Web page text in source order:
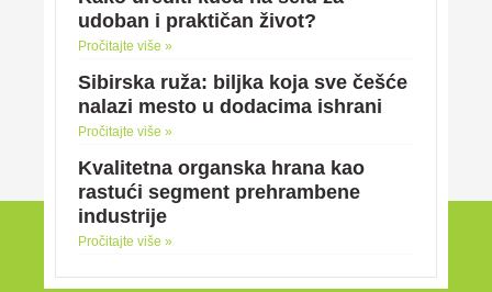
udoban i praktičan život?
Pročitajte više »
Sibirska ruža: biljka koja sve češće
nalazi mesto u dodacima ishrani
Pročitajte više »
Kvalitetna organska hrana kao
rastući segment prehrambene
industrije
Pročitajte više »